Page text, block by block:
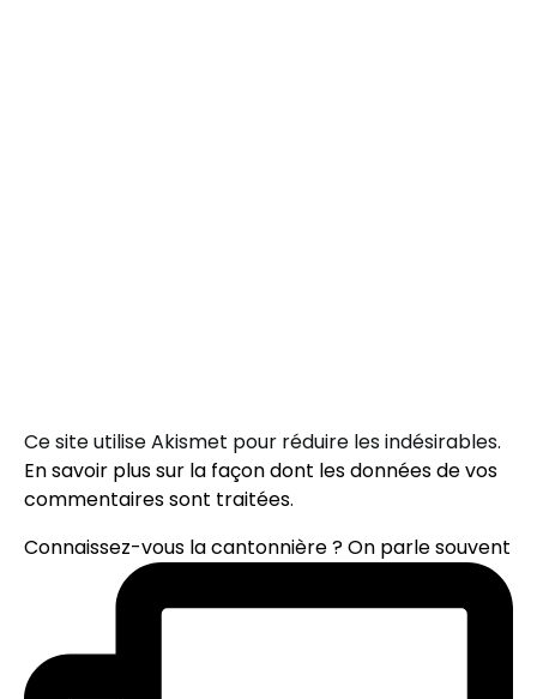
Ce site utilise Akismet pour réduire les indésirables.
En savoir plus sur la façon dont les données de vos
commentaires sont traitées.
Connaissez-vous la cantonnière ? On parle souvent